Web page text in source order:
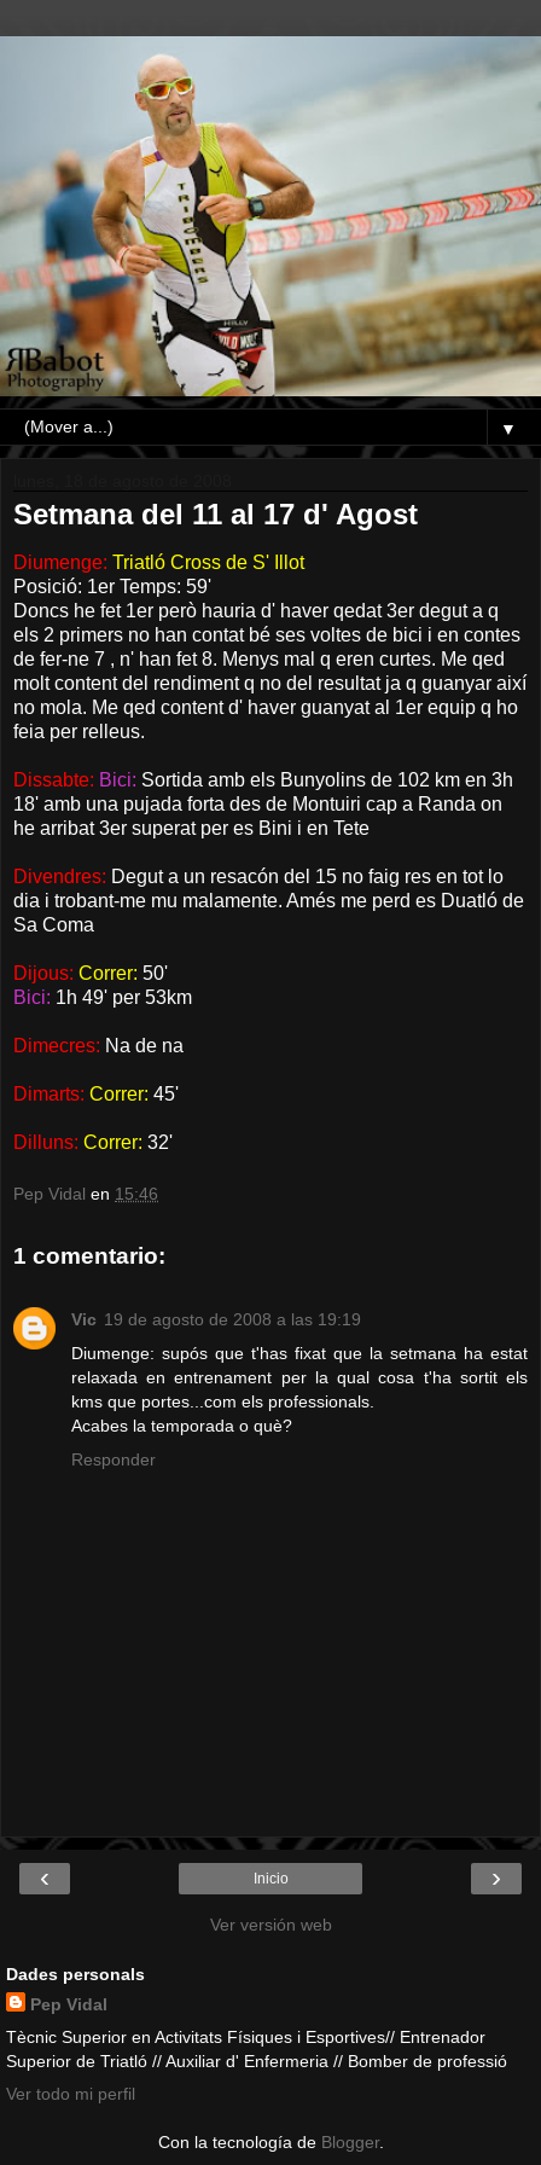
▼
Setmana del 11 al 17 d' Agost
Diumenge: Triatló Cross de S' Illot
Posició: 1er Temps: 59'
Doncs he fet 1er però hauria d' haver qedat 3er degut a q
els 2 primers no han contat bé ses voltes de bici i en contes
de fer-ne 7 , n' han fet 8. Menys mal q eren curtes. Me qed
molt content del rendiment q no del resultat ja q guanyar així
no mola. Me qed content d' haver guanyat al 1er equip q ho
feia per relleus.
Dissabte: Bici: Sortida amb els Bunyolins de 102 km en 3h
18' amb una pujada forta des de Montuiri cap a Randa on
he arribat 3er superat per es Bini i en Tete
Divendres: Degut a un resacón del 15 no faig res en tot lo
dia i trobant-me mu malamente. Amés me perd es Duatló de
Sa Coma
Dijous: Correr: 50'
Bici: 1h 49' per 53km
Dimecres: Na de na
Dimarts: Correr: 45'
Dilluns: Correr: 32'
Pep Vidal en 15:46
1 comentario:
Vic 19 de agosto de 2008 a las 19:19
Diumenge: supós que t'has fixat que la setmana ha estat
relaxada en entrenament per la qual cosa t'ha sortit els
kms que portes...com els professionals.
Acabes la temporada o què?
Responder
‹ ›
Inicio
Ver versión web
Dades personals
Pep Vidal
Tècnic Superior en Activitats Físiques i Esportives// Entrenador
Superior de Triatló // Auxiliar d' Enfermeria // Bomber de professió
Ver todo mi perfil
Con la tecnología de Blogger.